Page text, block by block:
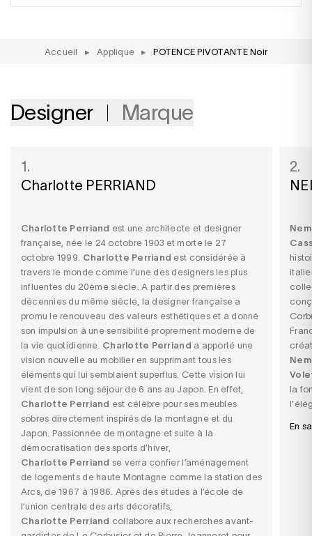
Accueil ▸ Applique ▸ POTENCE PIVOTANTE Noir
Designer Marque
1.
Charlotte PERRIAND
Charlotte Perriand est une architecte et designer
française, née le 24 octobre 1903 et morte le 27
octobre 1999. Charlotte Perriand est considérée à
travers le monde comme l’une des designers les plus
influentes du 20ème siècle. A partir des premières
décennies du même siècle, la designer française a
promu le renouveau des valeurs esthétiques et a donné
son impulsion à une sensibilité proprement moderne de
la vie quotidienne. Charlotte Perriand a apporté une
vision nouvelle au mobilier en supprimant tous les
éléments qui lui semblaient superflus. Cette vision lui
vient de son long séjour de 6 ans au Japon. En effet,
Charlotte Perriand est célèbre pour ses meubles
sobres directement inspirés de la montagne et du
Japon. Passionnée de montagne et suite à la
démocratisation des sports d’hiver,
Charlotte Perriand se verra confier l’aménagement
de logements de haute Montagne comme la station des
Arcs, de 1967 à 1986. Après des études à l’école de
l’union centrale des arts décoratifs,
Charlotte Perriand collabore aux recherches avant-
2.
la
En